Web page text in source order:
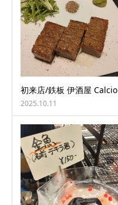
初来店/鉄板 伊酒屋 Calcio
2025.10.11